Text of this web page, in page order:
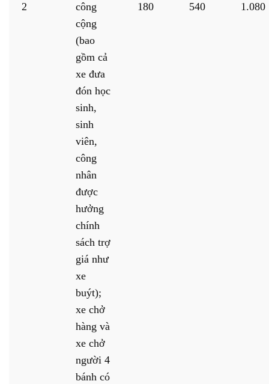
2
công
cộng
(bao
gồm cả
xe đưa
đón học
sinh,
sinh
viên,
công
nhân
được
hưởng
chính
sách trợ
giá như
xe
buýt);
xe chở
hàng và
xe chở
người 4
bánh có
180 540 1.080